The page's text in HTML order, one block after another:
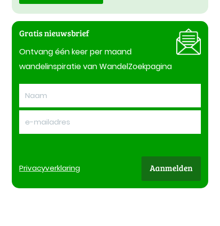
Gratis nieuwsbrief
Ontvang één keer per maand
wandelinspiratie van WandelZoekpagina
Privacyverklaring Aanmelden